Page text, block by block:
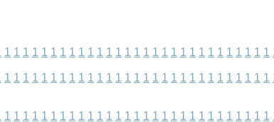
1 1 1 1 1 1 1 1 1 1 1 1 1 1 1 1 1 1 1 1 1 1 1 1 1 1 1 1 1
1 1 1 1 1 1 1 1 1 1 1 1 1 1 1 1 1 1 1 1 1 1 1 1 1 1 1 1 1
1 1 1 1 1 1 1 1 1 1 1 1 1 1 1 1 1 1 1 1 1 1 1 1 1 1 1 1 1